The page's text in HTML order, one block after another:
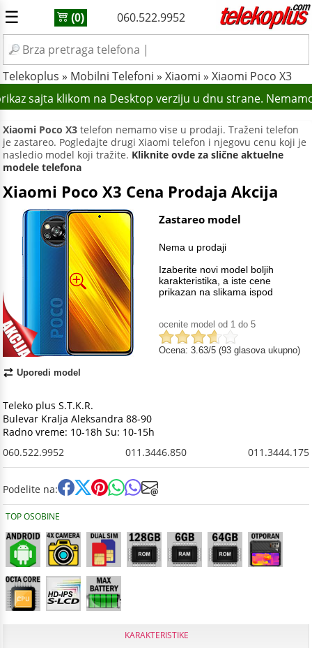
☰ (0) 060.522.9952
Telekoplus » Mobilni Telefoni » Xiaomi » Xiaomi Poco X3
sajta klikom na Desktop verziju u dnu strane.
Xiaomi Poco X3 telefon nemamo vise u prodaji. Traženi telefon
je zastareo. Pogledajte drugi Xiaomi telefon i njegovu cenu koji je
nasledio model koji tražite. Kliknite ovde za slične aktuelne
modele telefona
Xiaomi Poco X3 Cena Prodaja Akcija
Uporedi model
Zastareo model
Nema u prodaji
Izaberite novi model boljih
karakteristika, a iste cene
prikazan na slikama ispod
ocenite model od 1 do 5
Ocena: 3.63/5 (93 glasova ukupno)
Teleko plus S.T.K.R.
Bulevar Kralja Aleksandra 88-90
Radno vreme: 10-18h Su: 10-15h
060.522.9952
011.3446.850 011.3444.175
Podelite na:
TOP OSOBINE
KARAKTERISTIKE